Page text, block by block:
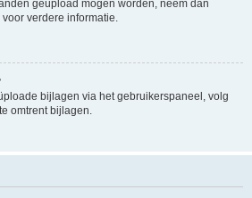
geüpload mogen worden, neem dan
verdere informatie.
bijlagen via het gebruikerspaneel, volg
omtrent bijlagen.